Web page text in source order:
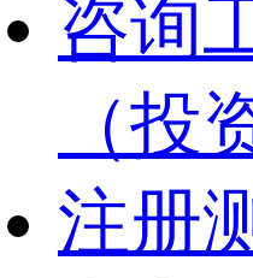
咨询
（投
注册